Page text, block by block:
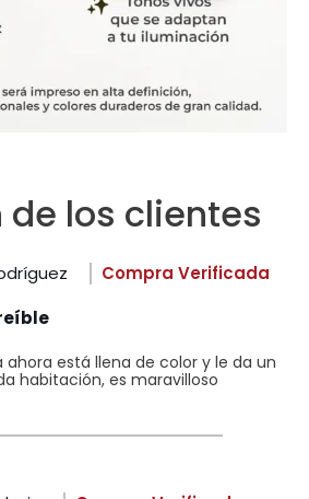
de los clientes
Compra Verificada
está llena de color y le da un
habitación, es maravilloso